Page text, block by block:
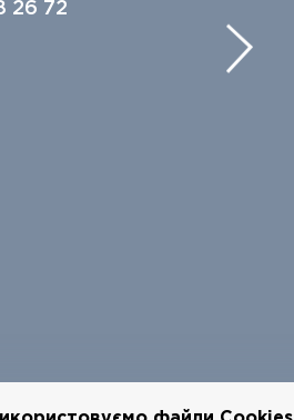
26 72